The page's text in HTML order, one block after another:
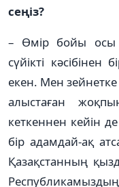
сеңіз?
– Өмір бойы осы
сүйікті
екен. Мен
алыс­таған
кеткеннен кейін
бір адамдай-ақ
Қазақстанның